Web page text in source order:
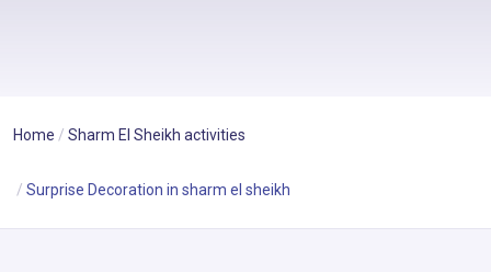
Home Sharm El Sheikh activities
Surprise Decoration in sharm el sheikh